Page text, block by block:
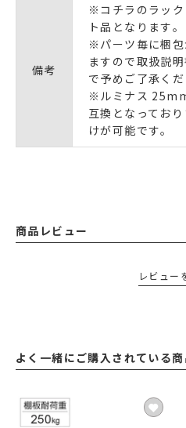
備考
※コチラのラック
ト品となります｡
※パーツ毎に梱包
ますので取扱説
で予めご了承くだ
※ルミナス
互換となってお
けが可能です｡
商品レビュー
レビュー
よく一緒にご購入されている